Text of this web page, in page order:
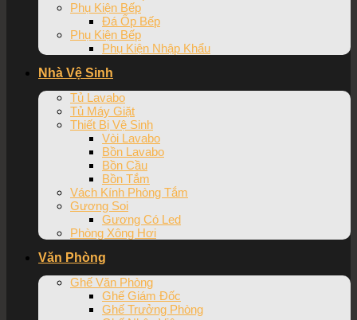
Phụ Kiện Bếp
Đá Ốp Bếp
Phụ Kiện Bếp
Phụ Kiện Nhập Khẩu
Nhà Vệ Sinh
Tủ Lavabo
Tủ Máy Giặt
Thiết Bị Vệ Sinh
Vòi Lavabo
Bồn Lavabo
Bồn Cầu
Bồn Tắm
Vách Kính Phòng Tắm
Gương Soi
Gương Có Led
Phòng Xông Hơi
Văn Phòng
Ghế Văn Phòng
Ghế Giám Đốc
Ghế Trưởng Phòng